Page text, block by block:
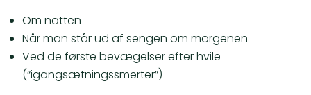
Om natten
Når man står ud af sengen om morgenen
Ved de første bevægelser efter hvile
(“igangsætningssmerter”)